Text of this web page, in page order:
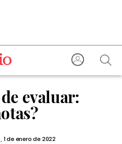
evaluar:
1 de enero de 2022